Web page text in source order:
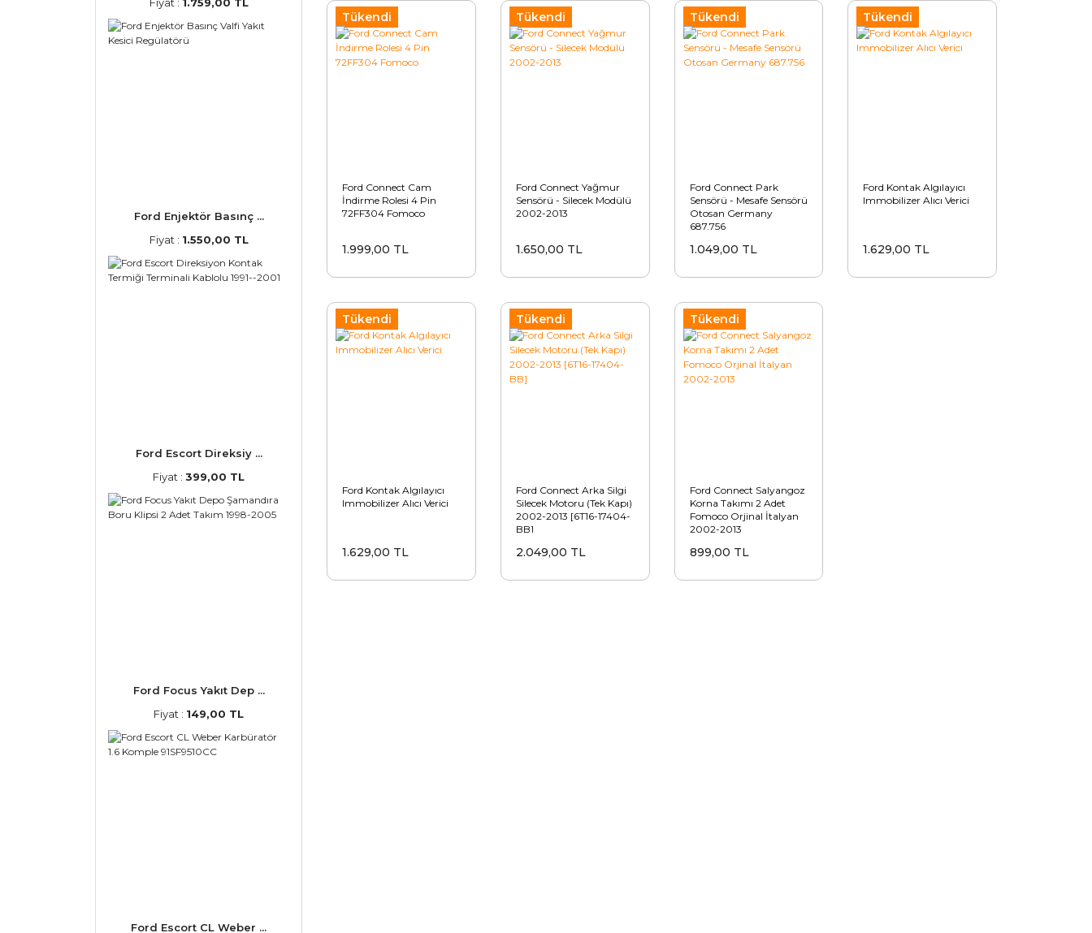
Ford Enjektör Basınç ...
Fiyat : 1.550,00 TL
Ford Escort Direksiy ...
Fiyat : 399,00 TL
Ford Focus Yakıt Dep ...
Fiyat : 149,00 TL
Ford Escort CL Weber ...
Tükendi
Ford Connect Cam
İndirme Rolesi 4 Pin
72FF304 Fomoco
1.999,00 TL
Tükendi
Ford Connect Yağmur
Sensörü - Silecek Modülü
2002-2013
1.650,00 TL
Tükendi
Ford Connect Park
Sensörü - Mesafe Sensörü
Otosan Germany
687.756
1.049,00 TL
Tükendi
Ford Kontak Algılayıcı
Immobilizer Alıcı Verici
1.629,00 TL
Tükendi
Ford Kontak Algılayıcı
Immobilizer Alıcı Verici
1.629,00 TL
Tükendi
Ford Connect Arka Silgi
Silecek Motoru (Tek Kapı)
2002-2013 [6T16-17404-
BB]
2.049,00 TL
Tükendi
Ford Connect Salyangoz
Korna Takımı 2 Adet
Fomoco Orjinal İtalyan
2002-2013
899,00 TL